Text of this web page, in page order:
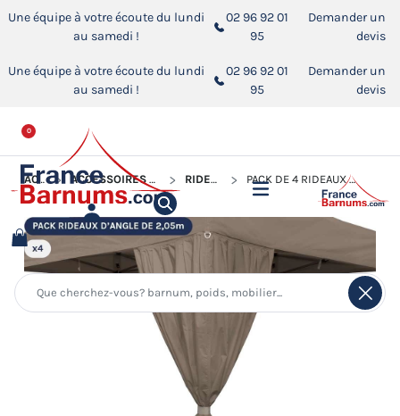
Une équipe à votre écoute du lundi
au samedi !
02 96 92 01
95
Demander un
devis
Une équipe à votre écoute du lundi
au samedi !
02 96 92 01
95
Demander un
devis
0
ACCUEIL ACCESSOIRES POUR BARNUMS PLIANTS RIDEAUX D'ANGLE PACK DE 4 RIDEAUX D'ANGLE DE 2,05M POUR BARNUM PLIANT DE 3X3M, 3X4,5M OU 3X6M